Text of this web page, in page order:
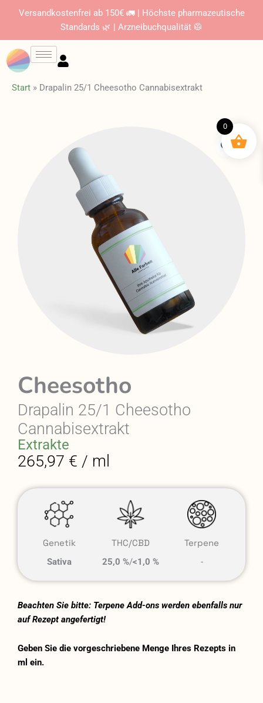
Versandkostenfrei ab 150€ 🚛 | Höchste pharmazeutische
Standards 🌿 | Arzneibuchqualität 🥼
Start » Drapalin 25/1 Cheesotho Cannabisextrakt
Cheesotho
Drapalin 25/1 Cheesotho
Cannabisextrakt
Extrakte
265,97 € / ml
Genetik
Sativa
THC/CBD
25,0 %/<1,0 %
Terpene
-
Beachten Sie bitte: Terpene Add-ons werden ebenfalls nur
auf Rezept angefertigt!
Geben Sie die vorgeschriebene Menge Ihres Rezepts in
ml ein.
0